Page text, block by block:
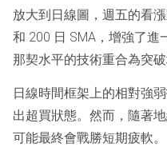
放大到日線圖，週五的看
和 200 日 SMA，增強了進
那契水平的技術重合為突破
日線時間框架上的相對強
出超買狀態。然而，隨著
可能最終會戰勝短期疲軟。